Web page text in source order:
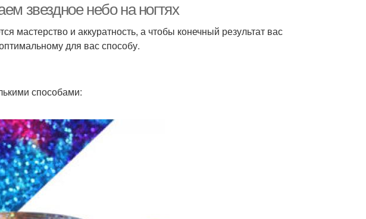
звездное небо на ногтях
мастерство и аккуратность, а чтобы конечный результат вас
для вас способу.
способами: